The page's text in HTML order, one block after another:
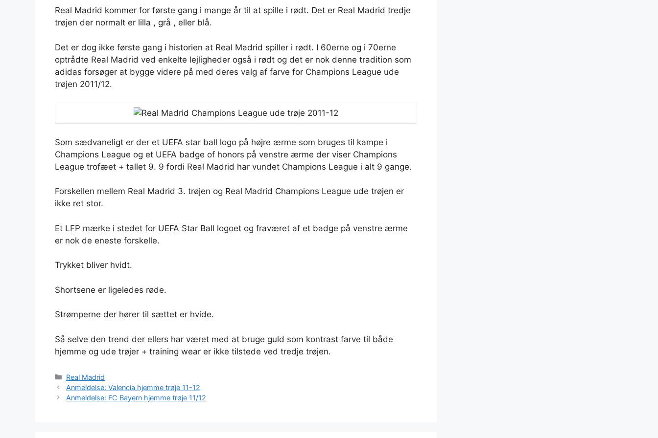
Real Madrid kommer for første gang i mange år til at spille i rødt. Det er Real Madrid tredje
trøjen der normalt er lilla , grå , eller blå.
Det er dog ikke første gang i historien at Real Madrid spiller i rødt. I 60erne og i 70erne
optrådte Real Madrid ved enkelte lejligheder også i rødt og det er nok denne tradition som
adidas forsøger at bygge videre på med deres valg af farve for Champions League ude
trøjen 2011/12.
Som sædvaneligt er der et UEFA star ball logo på højre ærme som bruges til kampe i
Champions League og et UEFA badge of honors på venstre ærme der viser Champions
League trofæet + tallet 9. 9 fordi Real Madrid har vundet Champions League i alt 9 gange.
Forskellen mellem Real Madrid 3. trøjen og Real Madrid Champions League ude trøjen er
ikke ret stor.
Et LFP mærke i stedet for UEFA Star Ball logoet og fraværet af et badge på venstre ærme
er nok de eneste forskelle.
Trykket bliver hvidt.
Shortsene er ligeledes røde.
Strømperne der hører til sættet er hvide.
Så selve den trend der ellers har været med at bruge guld som kontrast farve til både
hjemme og ude trøjer + training wear er ikke tilstede ved tredje trøjen.
Kategorier
Real Madrid
Anmeldelse: Valencia hjemme trøje 11-12
Anmeldelse: FC Bayern hjemme trøje 11/12